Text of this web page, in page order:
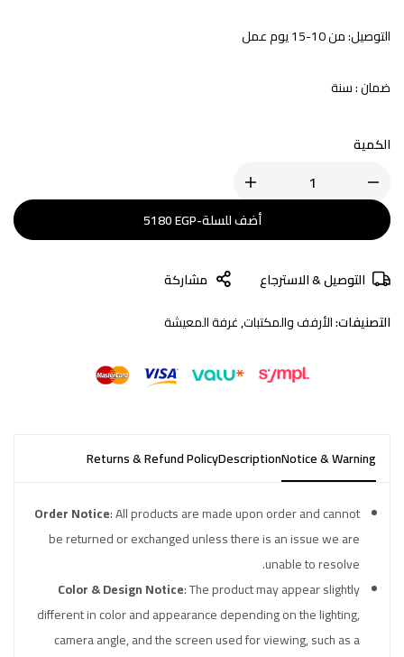
التوصيل: من 10-15 يوم عمل
ضمان : سنة
الكمية
أضف للسلة-
5180EGP
التوصيل & الاسترجاع
مشاركة
التصنيفات:الأرفف والمكتبات,غرفة المعيشة
Notice & Warning
Description
Returns & Refund Policy
Order Notice: All products are made upon order and cannot
be returned or exchanged unless there is an issue we are
unable to resolve.
Color & Design Notice: The product may appear slightly
different in color and appearance depending on the lighting,
camera angle, and the screen used for viewing, such as a